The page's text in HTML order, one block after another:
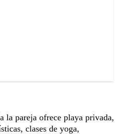
la pareja ofrece playa privada,
clases de yoga,